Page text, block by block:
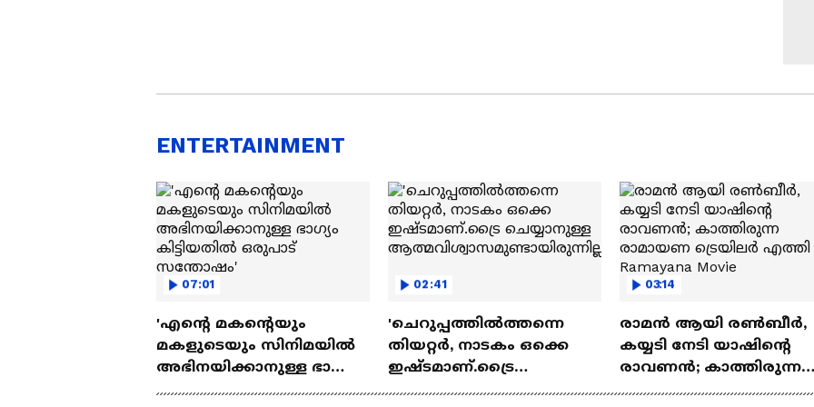
ENTERTAINMENT
07:01
'എന്റെ മകന്റെയും
മകളുടെയും സിനിമയിൽ
അഭിനയിക്കാനുള്ള ഭാഗ്യം
കിട്ടിയതിൽ ഒരുപാട്
02:41
'ചെറുപ്പത്തിൽത്തന്നെ
തിയറ്റർ, നാടകം ഒക്കെ
ഇഷ്ടമാണ്.ട്രൈ
ചെയ്യാനുള്ള
03:14
രാമന്‍ ആയി രൺബീർ,
കയ്യടി നേടി യാഷിന്റെ
രാവണൻ; കാത്തിരുന്ന
രാമായണ ട്രെയിലർ